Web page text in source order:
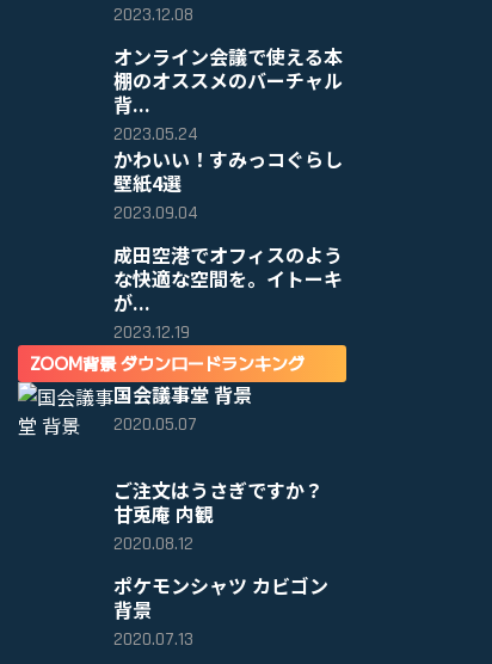
2023.12.08
オンライン会議で使える本
棚のオススメのバーチャル
背...
2023.05.24
かわいい！すみっコぐらし
壁紙4選
2023.09.04
成田空港でオフィスのよう
な快適な空間を。イトーキ
が...
2023.12.19
ZOOM背景 ダウンロードランキング
国会議事堂 背景
2020.05.07
ご注文はうさぎですか？
甘兎庵 内観
2020.08.12
ポケモンシャツ カビゴン
背景
2020.07.13